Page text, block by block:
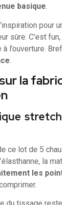
basique.
pour
sûre. C’est
l’ouverture.
la
ce lot de 5
la
les